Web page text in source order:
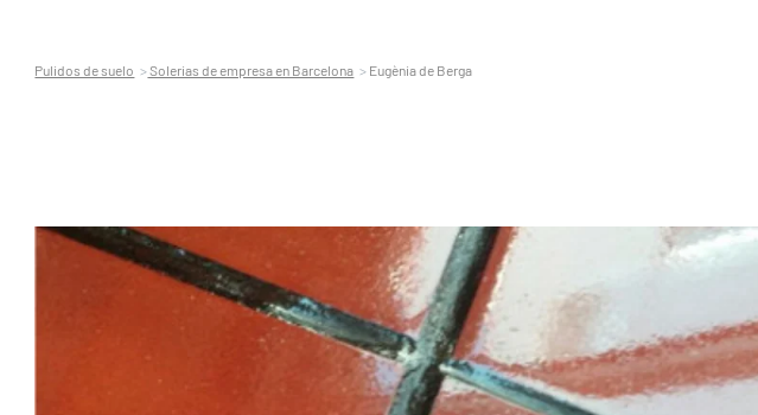
Pulidos de suelo Solerias de empresa en Barcelona Eugènia de Berga